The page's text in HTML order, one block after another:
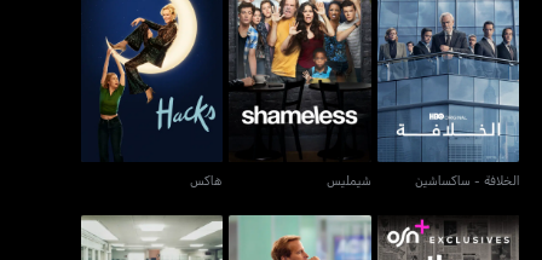
الخلافة - ساكساشين
الخلافة - ساكساشين
شيمليس
شيمليس
هاكس
هاكس